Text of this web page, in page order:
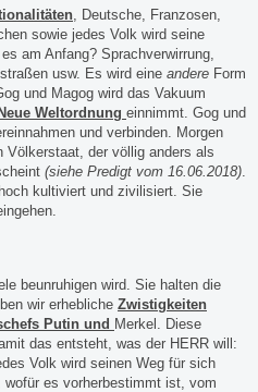
, Deutsche, Franzosen,
sowie jedes Volk wird seine
am Anfang? Sprachverwirrung,
usw. Es wird eine andere Form
und Magog wird das Vakuum
Neue Weltordnung einnimmt. Gog und
und verbinden. Morgen
Völkerstaat, der völlig anders als
(siehe Predigt vom 16.06.2018)
kultiviert und zivilisiert. Sie
beunruhigen wird. Sie halten die
wir erhebliche Zwistigkeiten
Putin und Merkel. Diese
das entsteht, was der HERR will:
Volk wird seinen Weg für sich
es vorherbestimmt ist, vom